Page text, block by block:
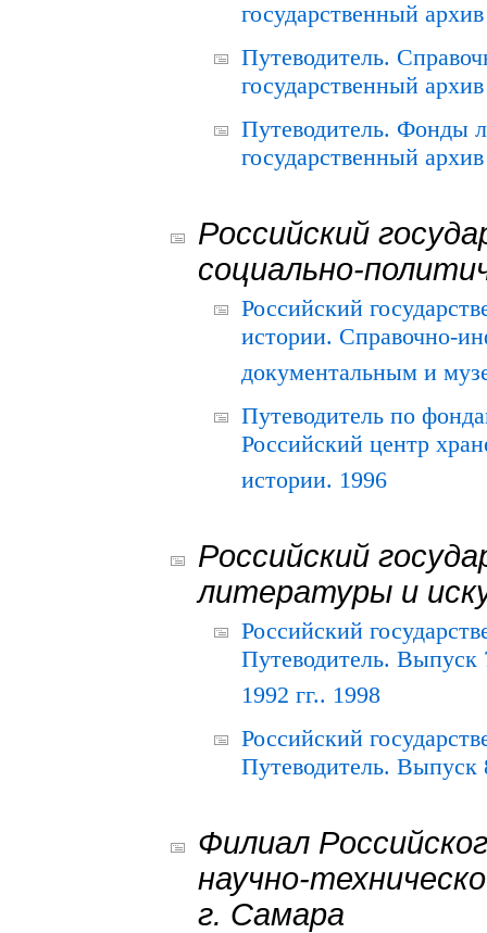
государственный
Путеводитель.
государственный
Путеводитель. Фонды
государственный
Российский
социально-
Российский
истории. Справочно-
документальным и
Путеводитель по
Российский центр
истории. 1996
Российский
литературы и
Российский
Путеводитель.
1992 гг.. 1998
Российский
Путеводитель. Выпуск
Филиал
научно-
г. Самара